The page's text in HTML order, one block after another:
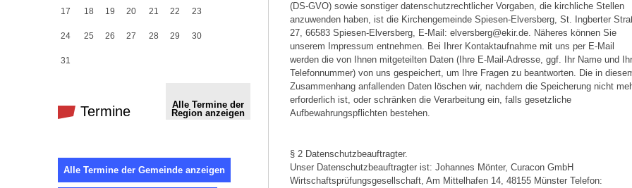
17 18 19 20 21 22 23
24 25 26 27 28 29 30
31
Termine
Alle Termine der
Region anzeigen
Alle Termine der Gemeinde anzeigen
(DS-GVO) sowie sonstiger datenschutzrechtlicher Vorgaben, die kirchliche Stellen
anzuwenden haben, ist die Kirchengemeinde Spiesen-Elversberg, St. Ingberter
27, 66583 Spiesen-Elversberg, E-Mail: elversberg@ekir.de. Näheres können Sie
unserem Impressum entnehmen. Bei Ihrer Kontaktaufnahme mit uns per E-Mail
werden die von Ihnen mitgeteilten Daten (Ihre E-Mail-Adresse, ggf. Ihr Name und
Telefonnummer) von uns gespeichert, um Ihre Fragen zu beantworten. Die in
Zusammenhang anfallenden Daten löschen wir, nachdem die Speicherung nicht
erforderlich ist, oder schränken die Verarbeitung ein, falls gesetzliche
Aufbewahrungspflichten bestehen.
§ 2 Datenschutzbeauftragter.
Unser Datenschutzbeauftragter ist: Johannes Mönter, Curacon GmbH
Wirtschaftsprüfungsgesellschaft, Am Mittelhafen 14, 48155 Münster Telefon: